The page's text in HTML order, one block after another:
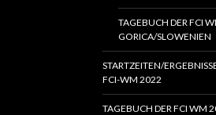
TAGEBUCH DER FCI
GORICA/SLOWENIEN
STARTZEITEN/
FCI-WM 2022
TAGEBUCH DER FCI WM